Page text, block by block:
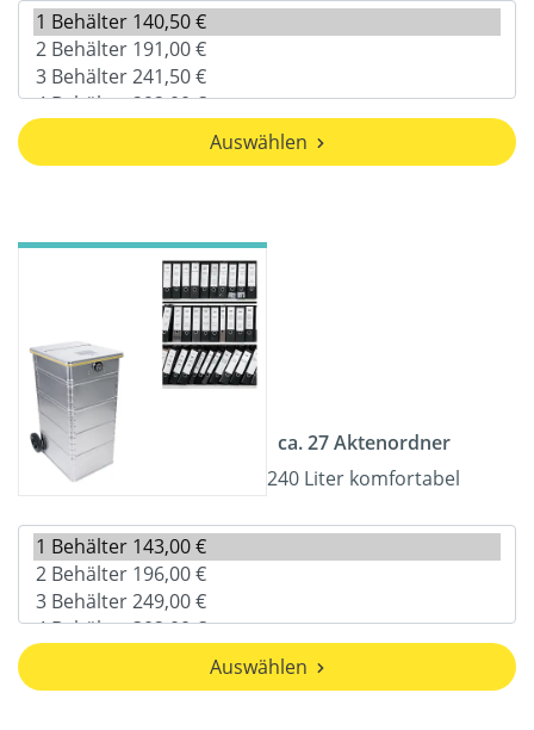
Auswählen
ca. 27 Aktenordner
240 Liter komfortabel
Auswählen